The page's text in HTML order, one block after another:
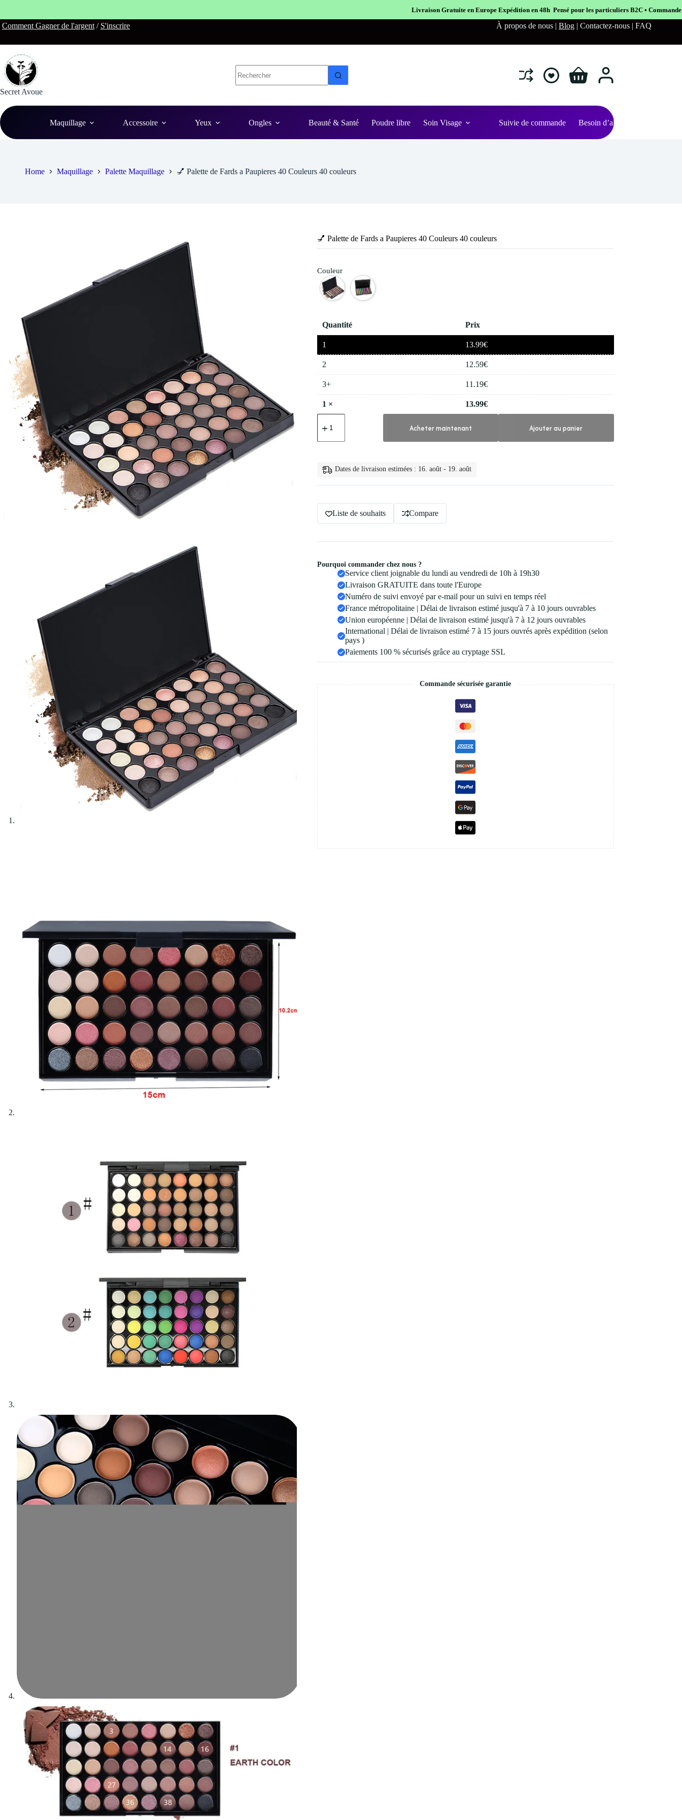
Livraison Gratuite en Europe Expédition en 48h Pensé pour les particuliers B2C • Commande facile et sécurisé
Skip
to
Comment Gagner de l'argent / S'inscrire À propos de nous | Blog | Contactez-nous | FAQ
Secret Avoue
Shopping
Maquillage Accessoire Yeux Ongles Beauté & Santé Poudre libre Soin Visage Suivie de commande Besoin d’aide ?
Home Maquillage Palette Maquillage 💅 Palette de Fards a Paupieres 40 Couleurs 40 couleurs
💅 Palette de Fards a Paupieres 40 Couleurs 40 couleurs
Couleur
Quantité Prix
1 13.99€
2 12.59€
3+ 11.19€
1 × 13.99€
quantité
de
Palette
40
40
couleurs
Acheter maintenant Ajouter au panier
Dates de livraison estimées : 16. août - 19. août
Liste de souhaits Compare
Pourquoi commander chez nous ?
Service client joignable du lundi au vendredi de 10h à 19h30
Livraison GRATUITE dans toute l'Europe
Numéro de suivi envoyé par e-mail pour un suivi en temps réel
France métropolitaine | Délai de livraison estimé jusqu'à 7 à 10 jours ouvrables
Union européenne | Délai de livraison estimé jusqu'à 7 à 12 jours ouvrables
International | Délai de livraison estimé 7 à 15 jours ouvrés après expédition (selon
pays )
Paiements 100 % sécurisés grâce au cryptage SSL
Commande sécurisée garantie